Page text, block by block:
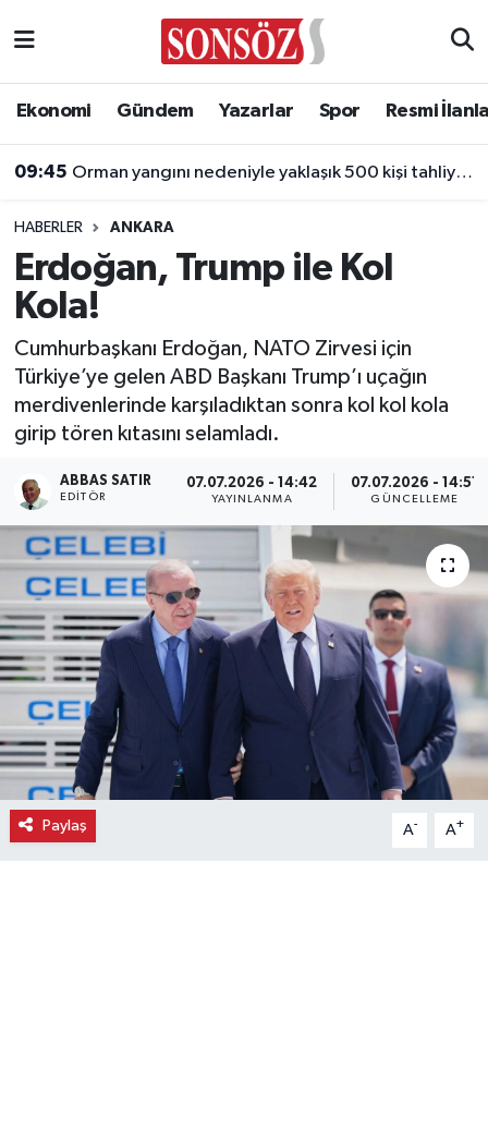
Ekonomi Gündem Yazarlar Spor Resmi
09:45 Orman yangını nedeniyle yaklaşık 500 kişi tahliye edildi
HABERLER ANKARA
Erdoğan, Trump ile Kol
Kola!
Cumhurbaşkanı Erdoğan, NATO Zirvesi için
Türkiye’ye gelen ABD Başkanı Trump’ı uçağın
merdivenlerinde karşıladıktan sonra kol kol kola
girip tören kıtasını selamladı.
ABBAS SATIR
EDITÖR
07.07.2026 - 14:42
YAYINLANMA
07.07.2026 - 14:51
GÜNCELLEME
Paylaş A- A+
Asayiş
Biyografi
Çevre
Diğer
Dünya
Eğitim
Ekonomi
Eleman
Emlak
Gündem
Gurme
Haber
Ankara Nöbetçi Eczaneler
Ankara Trafik Yoğunluk Haritası
Süper Lig Puan Durumu ve Fikstür
Tüm Manşetler
Son Dakika Haberleri
Haber Arşivi